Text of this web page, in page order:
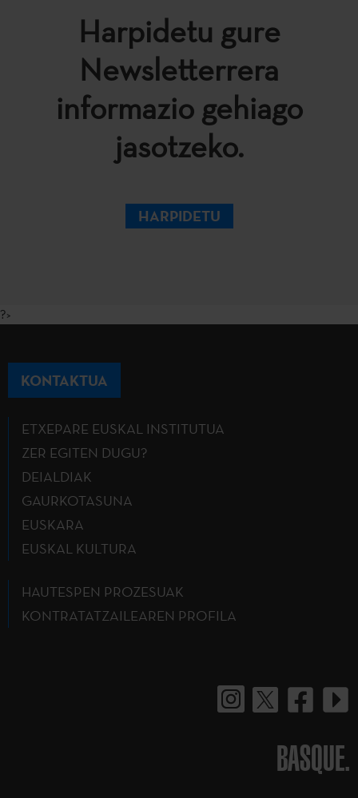
Harpidetu gure
Newsletterrera
informazio gehiago
jasotzeko.
HARPIDETU
?>
KONTAKTUA
ETXEPARE EUSKAL INSTITUTUA
ZER EGITEN DUGU?
DEIALDIAK
GAURKOTASUNA
EUSKARA
EUSKAL KULTURA
HAUTESPEN PROZESUAK
KONTRATATZAILEAREN PROFILA
BASQUE.